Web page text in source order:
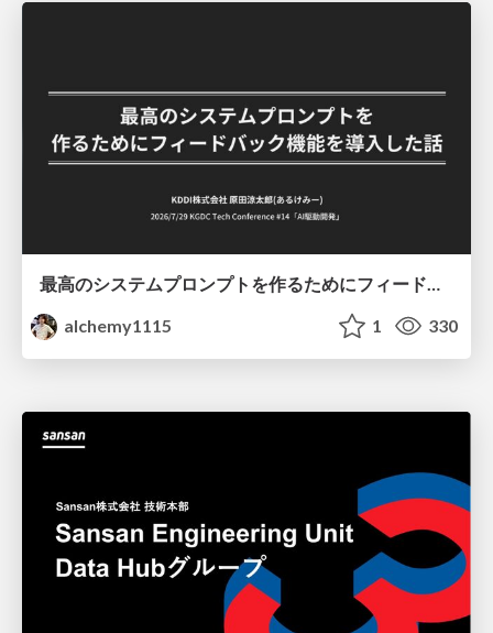
最高のシステムプロンプトを作るためにフィードバック機能を導入した話
alchemy1115
1 330